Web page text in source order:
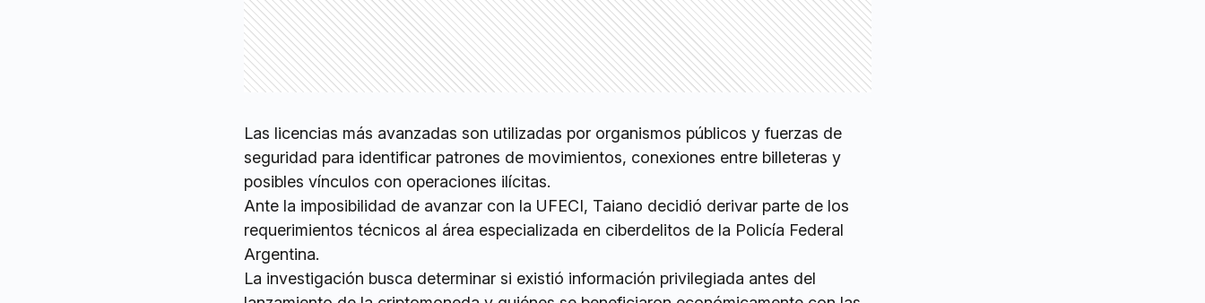
Las licencias más avanzadas son utilizadas por organismos públicos y fuerzas de
seguridad para identificar patrones de movimientos, conexiones entre billeteras y
posibles vínculos con operaciones ilícitas.
Ante la imposibilidad de avanzar con la UFECI, Taiano decidió derivar parte de los
requerimientos técnicos al área especializada en ciberdelitos de la Policía Federal
Argentina.
La investigación busca determinar si existió información privilegiada antes del